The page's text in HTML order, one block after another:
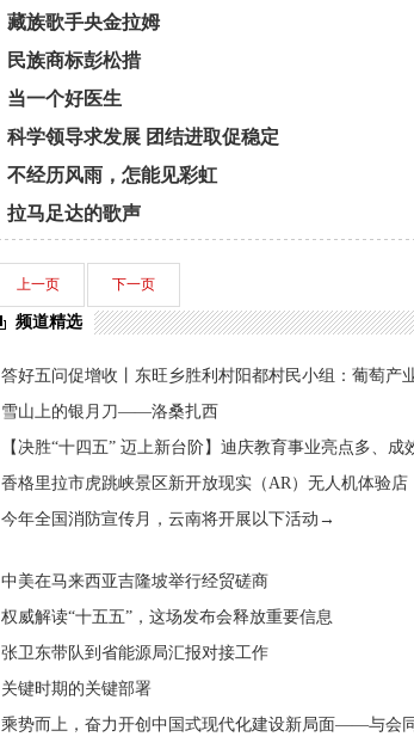
藏族歌手央金拉姆
民族商标彭松措
当一个好医生
科学领导求发展 团结进取促稳定
不经历风雨，怎能见彩虹
拉马足达的歌声
上一页 下一页
频道精选
【决胜“十四五” 迈上新台阶】迪庆教育事业亮点多、成效
显——培根铸魂育桃李
香格里拉市虎跳峡景区新开放现实（AR）无人机体验店
今年全国消防宣传月，云南将开展以下活动→